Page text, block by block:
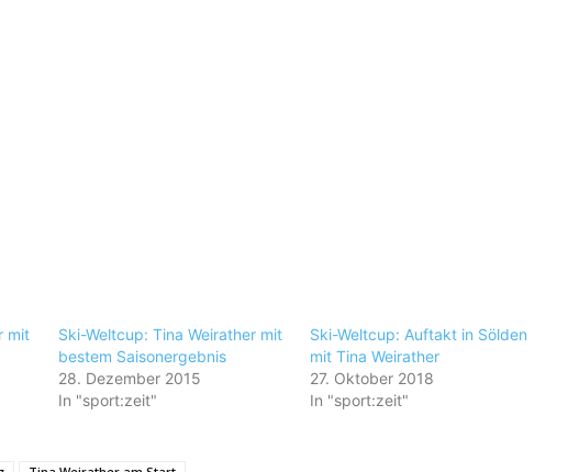
mit
Ski-Weltcup: Tina Weirather mit
bestem Saisonergebnis
28. Dezember 2015
In "sport:zeit"
Ski-Weltcup: Auftakt in Sölden
mit Tina Weirather
27. Oktober 2018
In "sport:zeit"